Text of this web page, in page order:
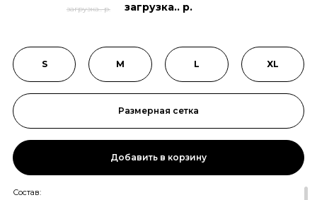
Размерная сетка
XL
L
M
S
загрузка.. р.
загрузка.. р.
Состав:
Добавить в корзину